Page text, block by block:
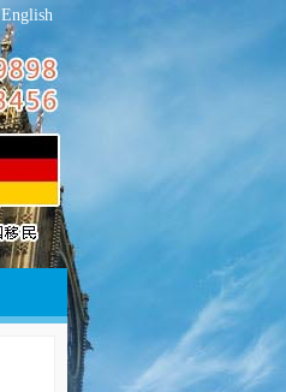
English